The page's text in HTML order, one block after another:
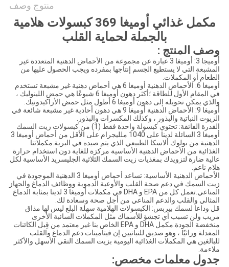
منتوج وصف
مكمل غذائي أوميغا 369 كبسولات هلامية
بالجملة لحماية القلب
وصف المنتج :
أوميجا 3: أوميغا 3 عبارة عن مجموعة من الأحماض الدهنية المتعددة غير
المشبعة التي لا يستطيع الجسم إنتاجها بمفرده ويجب الحصول عليها من
الطعام أو المكملات.
أوميغا 6: الأحماض الدهنية أوميغا 6 هي أحماض دهنية غير مشبعة تستخدم
في المقام الأول للطاقة ؛أكثر دهون أوميغا 6 شيوعًا هي حمض اللينوليك ،
والذي يمكن تحويله إلى دهون أوميغا 6 أطول مثل حمض الأراكيدونيك.
أوميغا 9: الأحماض الدهنية أوميغا 9 هي دهون أحادية غير مشبعة شائعة في
الزيوت النباتية والبذور ، وكذلك المكسرات والبذور.
القدرة الفائقة: تحتوي كبسولة واحدة فقط (1) من كبسولات زيت السمك
أوميغا 3 السائلة لدينا على 1040 ملليجرام على الأقل من أحماض أوميغا 3
الدهنية من بولوك ألاسكا الطبيعي الذي يتم صيده في البرية.مكملاتنا
الغذائية من الأحماض الدهنية الأساسية مركزة للغاية دون استخدام حرارة
عالية ضارة لتزويدك بمغذيات زيت السمك الثلاثية الجليسريد الأساسية لكل
هلام ناعم.
الأحماض الدهنية الأساسية: تساعد أحماض أوميغا 3 الدهنية الموجودة في
زيت السمك في دعم صحة القلب والأوعية الدموية ووظائف الدماغ والجهاز
المناعي.تعمل كل من EPA و DHA في مكملات أوميغا 3 لدينا بمثابة الدماغ
المثالي والقلب والدعم المناعي من أجل صحة وسعادة لك.
قل وداعا لسمك بيربس: الكبسولات الهلامية سهلة البلع ليس لها مذاق
مريب ولن تسبب أي تجشؤ للأسماك مثل المكملات السائبة الأخرى
منخفضة الجودة.مكمل DHA و EPA الخاص بنا غير معتمد من قِبل الكائنات
المعدلة وراثيًا ، وهو صديق للنباتيين.إن فيتامينات دعم الدماغ والقلب
للبالغين هي المكملات الغذائية اليومية بزيت السمك النقي الأسهل والأكثر
ملاءمة.
جدول معلمات مخصص: